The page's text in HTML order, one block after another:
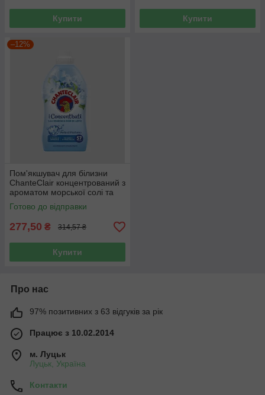
Купити Купити
–12%
Пом'якшувач для білизни
ChanteClair концентрований з
ароматом морської солі та
квіти 1140 мл 57 прань
Готово до відправки
277,50 ₴ 314,57 ₴
Купити
Про нас
97% позитивних з 63 відгуків за рік
Працює з 10.02.2014
м. Луцьк
Луцьк, Україна
Контакти